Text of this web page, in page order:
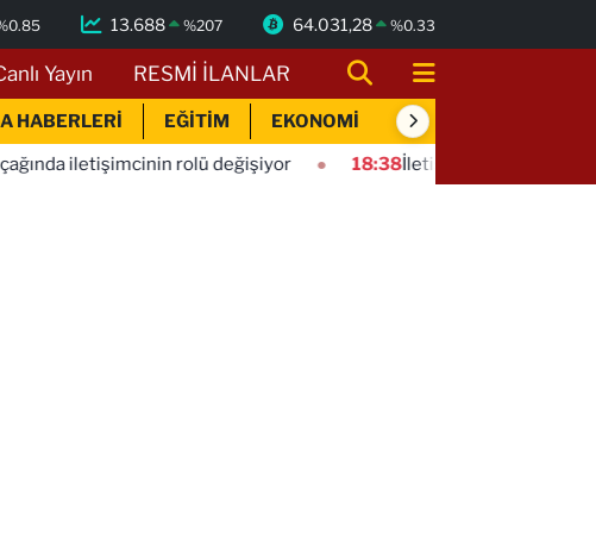
0.85 13.688 %207 64.031,28 %0.33
Yayın RESMİ İLANLAR
HABERLERİ EĞİTİM EKONOMİ SİYASET
rolü değişiyor 18:38İletişim Başkanlığı'ndan basın